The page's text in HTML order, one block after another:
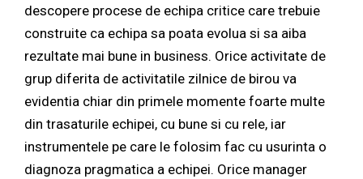
descopere procese de echipa critice care trebuie
construite ca echipa sa poata evolua si sa aiba
rezultate mai bune in business. Orice activitate de
grup diferita de activitatile zilnice de birou va
evidentia chiar din primele momente foarte multe
din trasaturile echipei, cu bune si cu rele, iar
instrumentele pe care le folosim fac cu usurinta o
diagnoza pragmatica a echipei. Orice manager